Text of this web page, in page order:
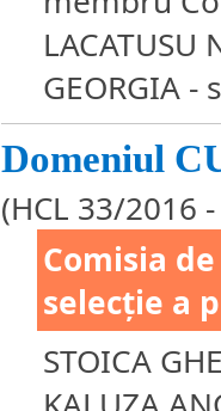
LACATUSU
GEORGIA -
Domeniul
(HCL 33/2016
Comisia
selecție a
STOICA